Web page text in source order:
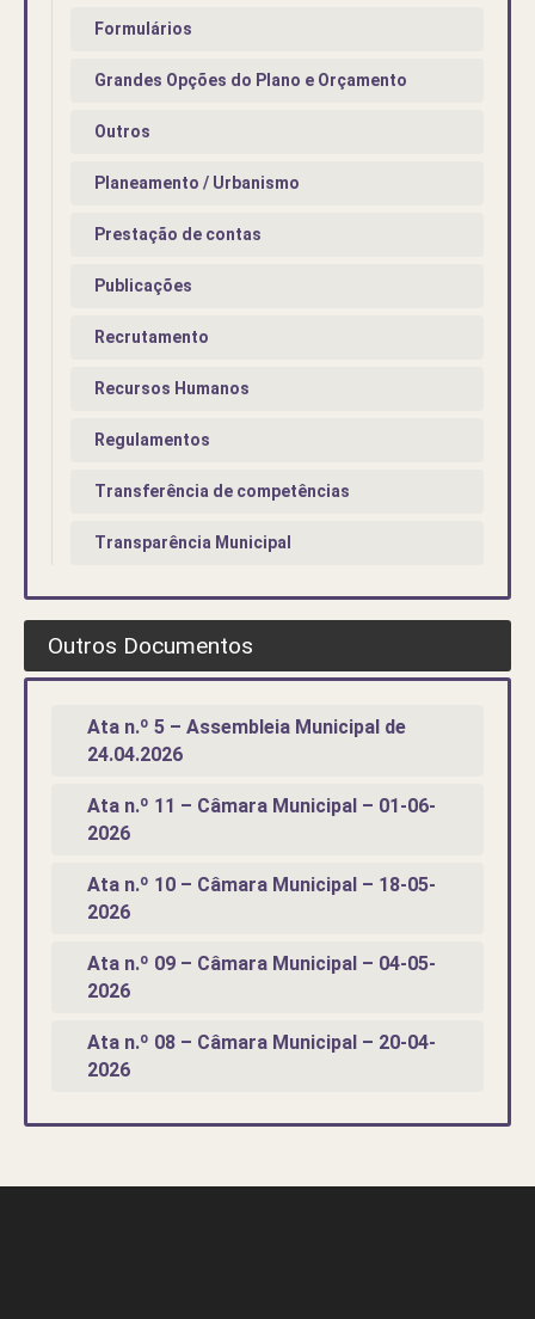
Formulários
Grandes Opções do Plano e Orçamento
Outros
Planeamento / Urbanismo
Prestação de contas
Publicações
Recrutamento
Recursos Humanos
Regulamentos
Transferência de competências
Transparência Municipal
Outros Documentos
Ata n.º 5 – Assembleia Municipal de
24.04.2026
Ata n.º 11 – Câmara Municipal – 01-06-
2026
Ata n.º 10 – Câmara Municipal – 18-05-
2026
Ata n.º 09 – Câmara Municipal – 04-05-
2026
Ata n.º 08 – Câmara Municipal – 20-04-
2026